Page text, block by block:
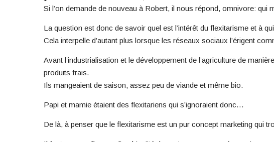
Si l’on demande de nouveau à Robert, il nous répond, omnivore: qui
La question est donc de savoir quel est l’intérêt du flexitarisme et à
Cela interpelle d’autant plus lorsque les réseaux sociaux l’érigent
Avant l’industrialisation et le développement de l’agriculture de
produits frais.
Ils mangeaient de saison, assez peu de viande et même bio.
Papi et mamie étaient des flexitariens qui s’ignoraient donc…
De là, à penser que le flexitarisme est un pur concept marketing qui